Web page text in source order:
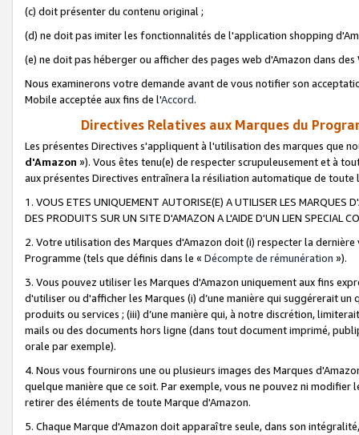
(c) doit présenter du contenu original ;
(d) ne doit pas imiter les fonctionnalités de l'application shopping
(e) ne doit pas héberger ou afficher des pages web d'Amazon dans
Nous examinerons votre demande avant de vous notifier son
Mobile acceptée aux fins de l'Accord.
Directives Relatives aux Marques du
Les présentes Directives s'appliquent à l'utilisation des marques que
d'Amazon »). Vous êtes tenu(e) de respecter scrupuleusement et à
aux présentes Directives entraînera la résiliation automatique de
1. VOUS ETES UNIQUEMENT AUTORISE(E) A UTILISER LES MARQUES
DES PRODUITS SUR UN SITE D'AMAZON A L'AIDE D'UN LIEN SPECIAL
2. Votre utilisation des Marques d'Amazon doit (i) respecter la
Programme (tels que définis dans le « Décompte de rémunération »).
3. Vous pouvez utiliser les Marques d'Amazon uniquement aux fins
d'utiliser ou d'afficher les Marques (i) d’une manière qui suggérerait
produits ou services ; (iii) d’une manière qui, à notre discrétion,
mails ou des documents hors ligne (dans tout document imprimé,
orale par exemple).
4. Nous vous fournirons une ou plusieurs images des Marques
quelque manière que ce soit. Par exemple, vous ne pouvez ni
retirer des éléments de toute Marque d'Amazon.
5. Chaque Marque d'Amazon doit apparaître seule, dans son